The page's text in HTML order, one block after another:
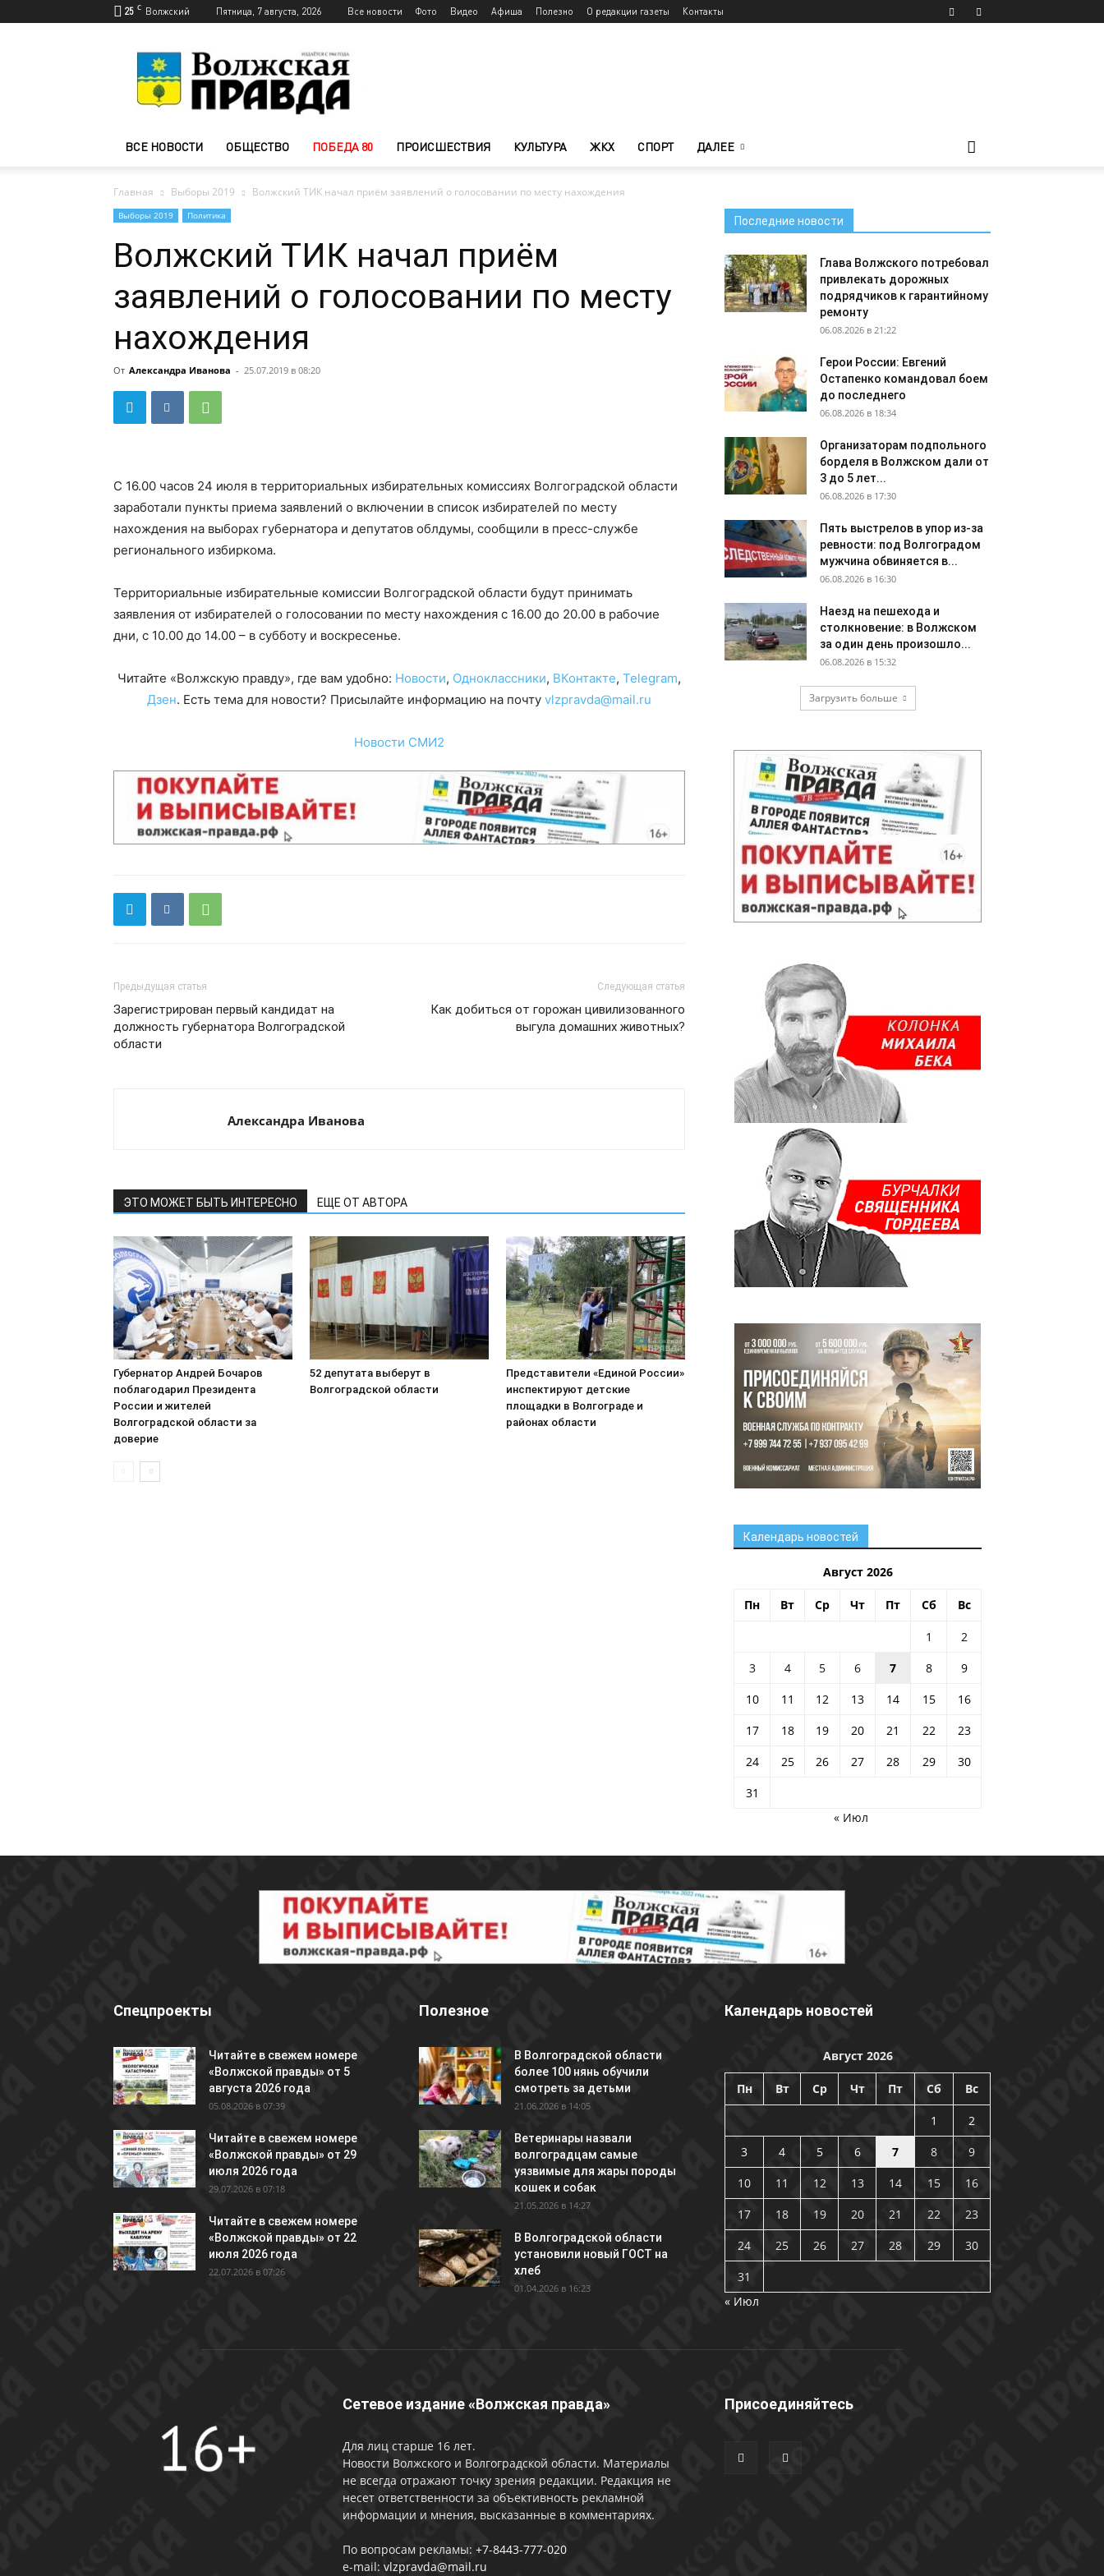
25 C Волжский Пятница, 7 августа, 2026 Все новости Фото Видео Афиша Полезно О редакции газеты Контакты
Волжского
—
Волжская
ВСЕ НОВОСТИ ОБЩЕСТВО ПОБЕДА 80 ПРОИСШЕСТВИЯ КУЛЬТУРА ЖКХ СПОРТ ДАЛЕЕ
Главная Выборы 2019 Волжский ТИК начал приём заявлений о голосовании по месту нахождения
Выборы 2019 Политика
Волжский ТИК начал приём
заявлений о голосовании по месту
нахождения
От Александра Иванова - 25.07.2019 в 08:20
С 16.00 часов 24 июля в территориальных избирательных комиссиях Волгоградской области
заработали пункты приема заявлений о включении в список избирателей по месту
нахождения на выборах губернатора и депутатов облдумы, сообщили в пресс-службе
регионального избиркома.
Территориальные избирательные комиссии Волгоградской области будут принимать
заявления от избирателей о голосовании по месту нахождения с 16.00 до 20.00 в рабочие
дни, с 10.00 до 14.00 – в субботу и воскресенье.
Читайте «Волжскую правду», где вам удобно: Новости, Одноклассники, ВКонтакте, Telegram,
Дзен. Есть тема для новости? Присылайте информацию на почту vlzpravda@mail.ru
Новости СМИ2
Предыдущая статья
Зарегистрирован первый кандидат на
должность губернатора Волгоградской
области
Следующая статья
Как добиться от горожан цивилизованного
выгула домашних животных?
Александра Иванова
ЭТО МОЖЕТ БЫТЬ ИНТЕРЕСНО ЕЩЕ ОТ АВТОРА
Губернатор Андрей Бочаров
поблагодарил Президента
России и жителей
Волгоградской области за
доверие
52 депутата выберут в
Волгоградской области
Представители «Единой России»
инспектируют детские
площадки в Волгограде и
районах области
Последние новости
Глава Волжского потребовал
привлекать дорожных
подрядчиков к гарантийному
ремонту
06.08.2026 в 21:22
Герои России: Евгений
Остапенко командовал боем
до последнего
06.08.2026 в 18:34
Организаторам подпольного
борделя в Волжском дали от
3 до 5 лет...
06.08.2026 в 17:30
Пять выстрелов в упор из-за
ревности: под Волгоградом
мужчина обвиняется в...
06.08.2026 в 16:30
Наезд на пешехода и
столкновение: в Волжском
за один день произошло...
06.08.2026 в 15:32
Загрузить больше
Календарь новостей
Август 2026
Пн Вт Ср Чт Пт Сб Вс
1
2
3
4 5 6 7 8
9
10
11 12 13 14 15
16
17
18 19 20 21 22
23
24
25 26 27 28 29
30
31
« Июл
Спецпроекты
Читайте в свежем номере
«Волжской правды» от 5
августа 2026 года
05.08.2026 в 07:39
Читайте в свежем номере
«Волжской правды» от 29
июля 2026 года
29.07.2026 в 07:18
Читайте в свежем номере
«Волжской правды» от 22
июля 2026 года
22.07.2026 в 07:26
Полезное
В Волгоградской области
более 100 нянь обучили
смотреть за детьми
21.06.2026 в 14:05
Ветеринары назвали
волгоградцам самые
уязвимые для жары породы
кошек и собак
21.05.2026 в 14:27
В Волгоградской области
установили новый ГОСТ на
хлеб
01.04.2026 в 16:23
Календарь новостей
Август 2026
Пн Вт Ср Чт Пт Сб Вс
1
2
3
4 5 6 7 8
9
10
11 12 13 14 15
16
17
18 19 20 21 22
23
24
25 26 27 28 29
30
31
« Июл
Сетевое издание «Волжская правда»
Для лиц старше 16 лет.
Новости Волжского и Волгоградской области. Материалы
не всегда отражают точку зрения редакции. Редакция не
несет ответственности за объективность рекламной
информации и мнения, высказанные в комментариях.
По вопросам рекламы: +7-8443-777-020
e-mail: vlzpravda@mail.ru
Присоединяйтесь